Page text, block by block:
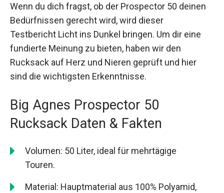
Wenn du dich fragst, ob der Prospector 50 deinen
Bedürfnissen gerecht wird, wird dieser
Testbericht Licht ins Dunkel bringen. Um dir eine
fundierte Meinung zu bieten, haben wir den
Rucksack auf Herz und Nieren geprüft und hier
sind die wichtigsten Erkenntnisse.
Big Agnes Prospector 50
Rucksack Daten & Fakten
Volumen: 50 Liter, ideal für mehrtägige
Touren.
Material: Hauptmaterial aus 100% Polyamid,